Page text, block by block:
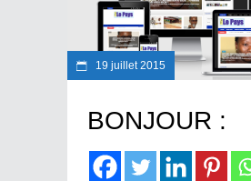
19 juillet 2015
BONJOUR :